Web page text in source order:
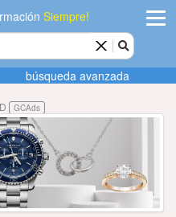
Siempre!
Agregar
empresa
datos
Publicidad
búsqueda avanzada
GCAds